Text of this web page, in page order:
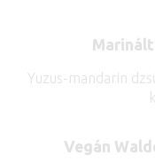
Yuzus-mandarin
Vegán